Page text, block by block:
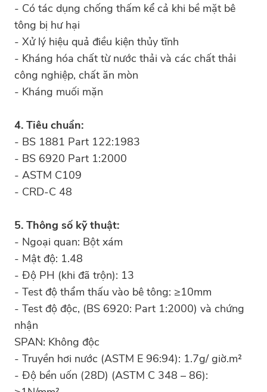
- Có tác dụng chống thấm kể cả khi bề mặt bê
tông bị hư hại
- Xử lý hiệu quả điều kiện thủy tĩnh
- Kháng hóa chất từ nước thải và các chất thải
công nghiệp, chất ăn mòn
- Kháng muối mặn
4. Tiêu chuẩn:
- BS 1881 Part 122:1983
- BS 6920 Part 1:2000
- ASTM C109
- CRD-C 48
5. Thông số kỹ thuật:
- Ngoại quan: Bột xám
- Mật độ: 1.48
- Độ PH (khi đã trộn): 13
- Test độ thẩm thấu vào bê tông: ≥10mm
- Test độ độc, (BS 6920: Part 1:2000) và chứng
nhận
SPAN: Không độc
- Truyền hơi nước (ASTM E 96:94): 1.7g/ giờ.m²
- Độ bền uốn (28D) (ASTM C 348 – 86):